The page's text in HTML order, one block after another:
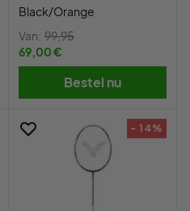
Black/Orange
Van: 99,95
69,00 €
Bestel nu
- 14%